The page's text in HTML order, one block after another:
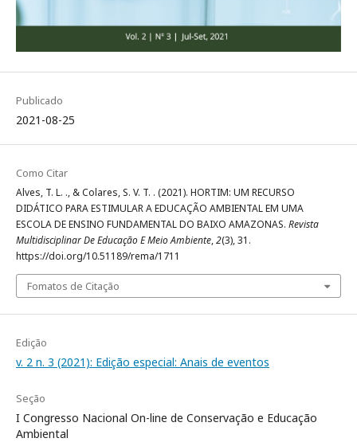
Publicado
2021-08-25
Como Citar
Alves, T. L. ., & Colares, S. V. T. . (2021). HORTIM: UM RECURSO
DIDÁTICO PARA ESTIMULAR A EDUCAÇÃO AMBIENTAL EM UMA
ESCOLA DE ENSINO FUNDAMENTAL DO BAIXO AMAZONAS. Revista
Multidisciplinar De Educação E Meio Ambiente,2(3), 31.
https://doi.org/10.51189/rema/1711
Fomatos de Citação
Edição
v. 2 n. 3 (2021): Edição especial: Anais de eventos
Seção
I Congresso Nacional On-line de Conservação e Educação
Ambiental